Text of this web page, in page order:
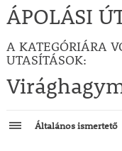
ÁPOLÁSI
A KATEGÓRIÁRA
UTASÍTÁSOK:
Általános ismertető